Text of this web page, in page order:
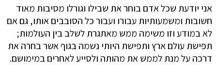
אני יודעת שכל אדם בוחר את שבילו וגורלו מסיבות מאוד
חשובות ומשמעותיות עבורו ועבור כל הסובבים אותו, גם אם
לא במודע וזו משימה ממש מאתגרת לשלב בין העולמות;
תפישת עולם ארץ ותפישת היותי נשמה בגוף אשר בחרה את
דרכה על מנת לממש את מהותה ולסייע לאחרים במימושם.